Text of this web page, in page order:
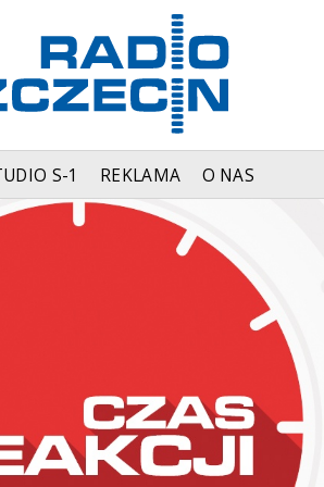
S-1 REKLAMA O NAS